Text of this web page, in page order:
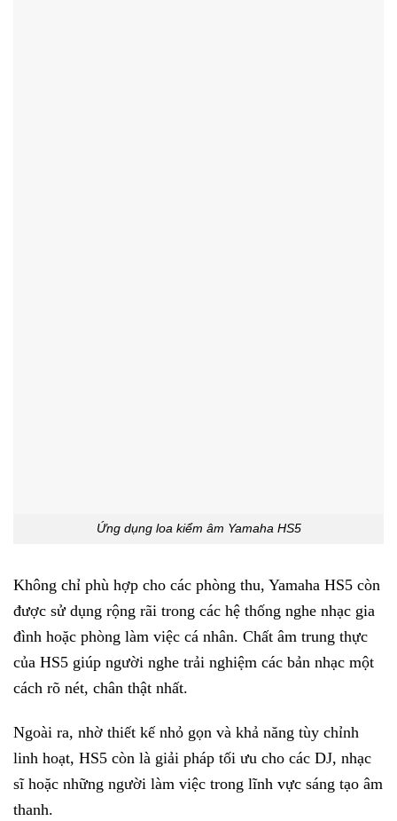
Ứng dụng loa kiểm âm Yamaha HS5
Không chỉ phù hợp cho các phòng thu, Yamaha HS5 còn
được sử dụng rộng rãi trong các hệ thống nghe nhạc gia
đình hoặc phòng làm việc cá nhân. Chất âm trung thực
của HS5 giúp người nghe trải nghiệm các bản nhạc một
cách rõ nét, chân thật nhất.
Ngoài ra, nhờ thiết kế nhỏ gọn và khả năng tùy chỉnh
linh hoạt, HS5 còn là giải pháp tối ưu cho các DJ, nhạc
sĩ hoặc những người làm việc trong lĩnh vực sáng tạo âm
thanh.